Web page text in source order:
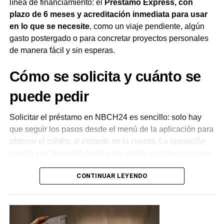
acción o trámite adicional. El servicio no tiene costos
adicionales, comisiones ni intereses, y puede utilizarse
en cualquier comercio que opere con la tarjeta de débito
Chaco 24.
Una herramienta pensada para
el día a día
posicionarse como aliada de las familias chaqueñas para
acompañar el día a día, con la tranquilidad de poder
solicita a sus clientes compartir su clave PIN, clave
Token o credenciales de homebanking,ni realizar
simulaciones de préstamos por fuera de sus canales
oficiales.
línea de financiamiento: el
Préstamo Express, con
plazo de 6 meses y acreditación inmediata para usar
en lo que se necesite, como un viaje pendiente, algún
gasto postergado o para concretar proyectos personales
de manera fácil y sin esperas.
Cómo se solicita y cuánto se
puede pedir
Solicitar el préstamo en NBCH24 es sencillo: solo hay
que seguir los pasos desde el menú de la aplicación para
obtener el crédito al instante en la cuenta. La operación
permite acceder a hasta $15.000.000, según la
acreditación inmediata y libre destino.
CONTINUAR LEYENDO